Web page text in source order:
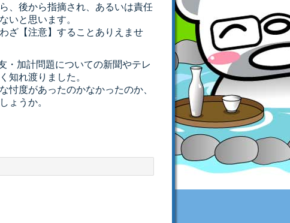
、後から指摘され、あるいは責任
いと思います。
ざ【注意】することありえませ
・加計問題についての新聞やテレ
知れ渡りました。
忖度があったのかなかったのか、
ょうか。